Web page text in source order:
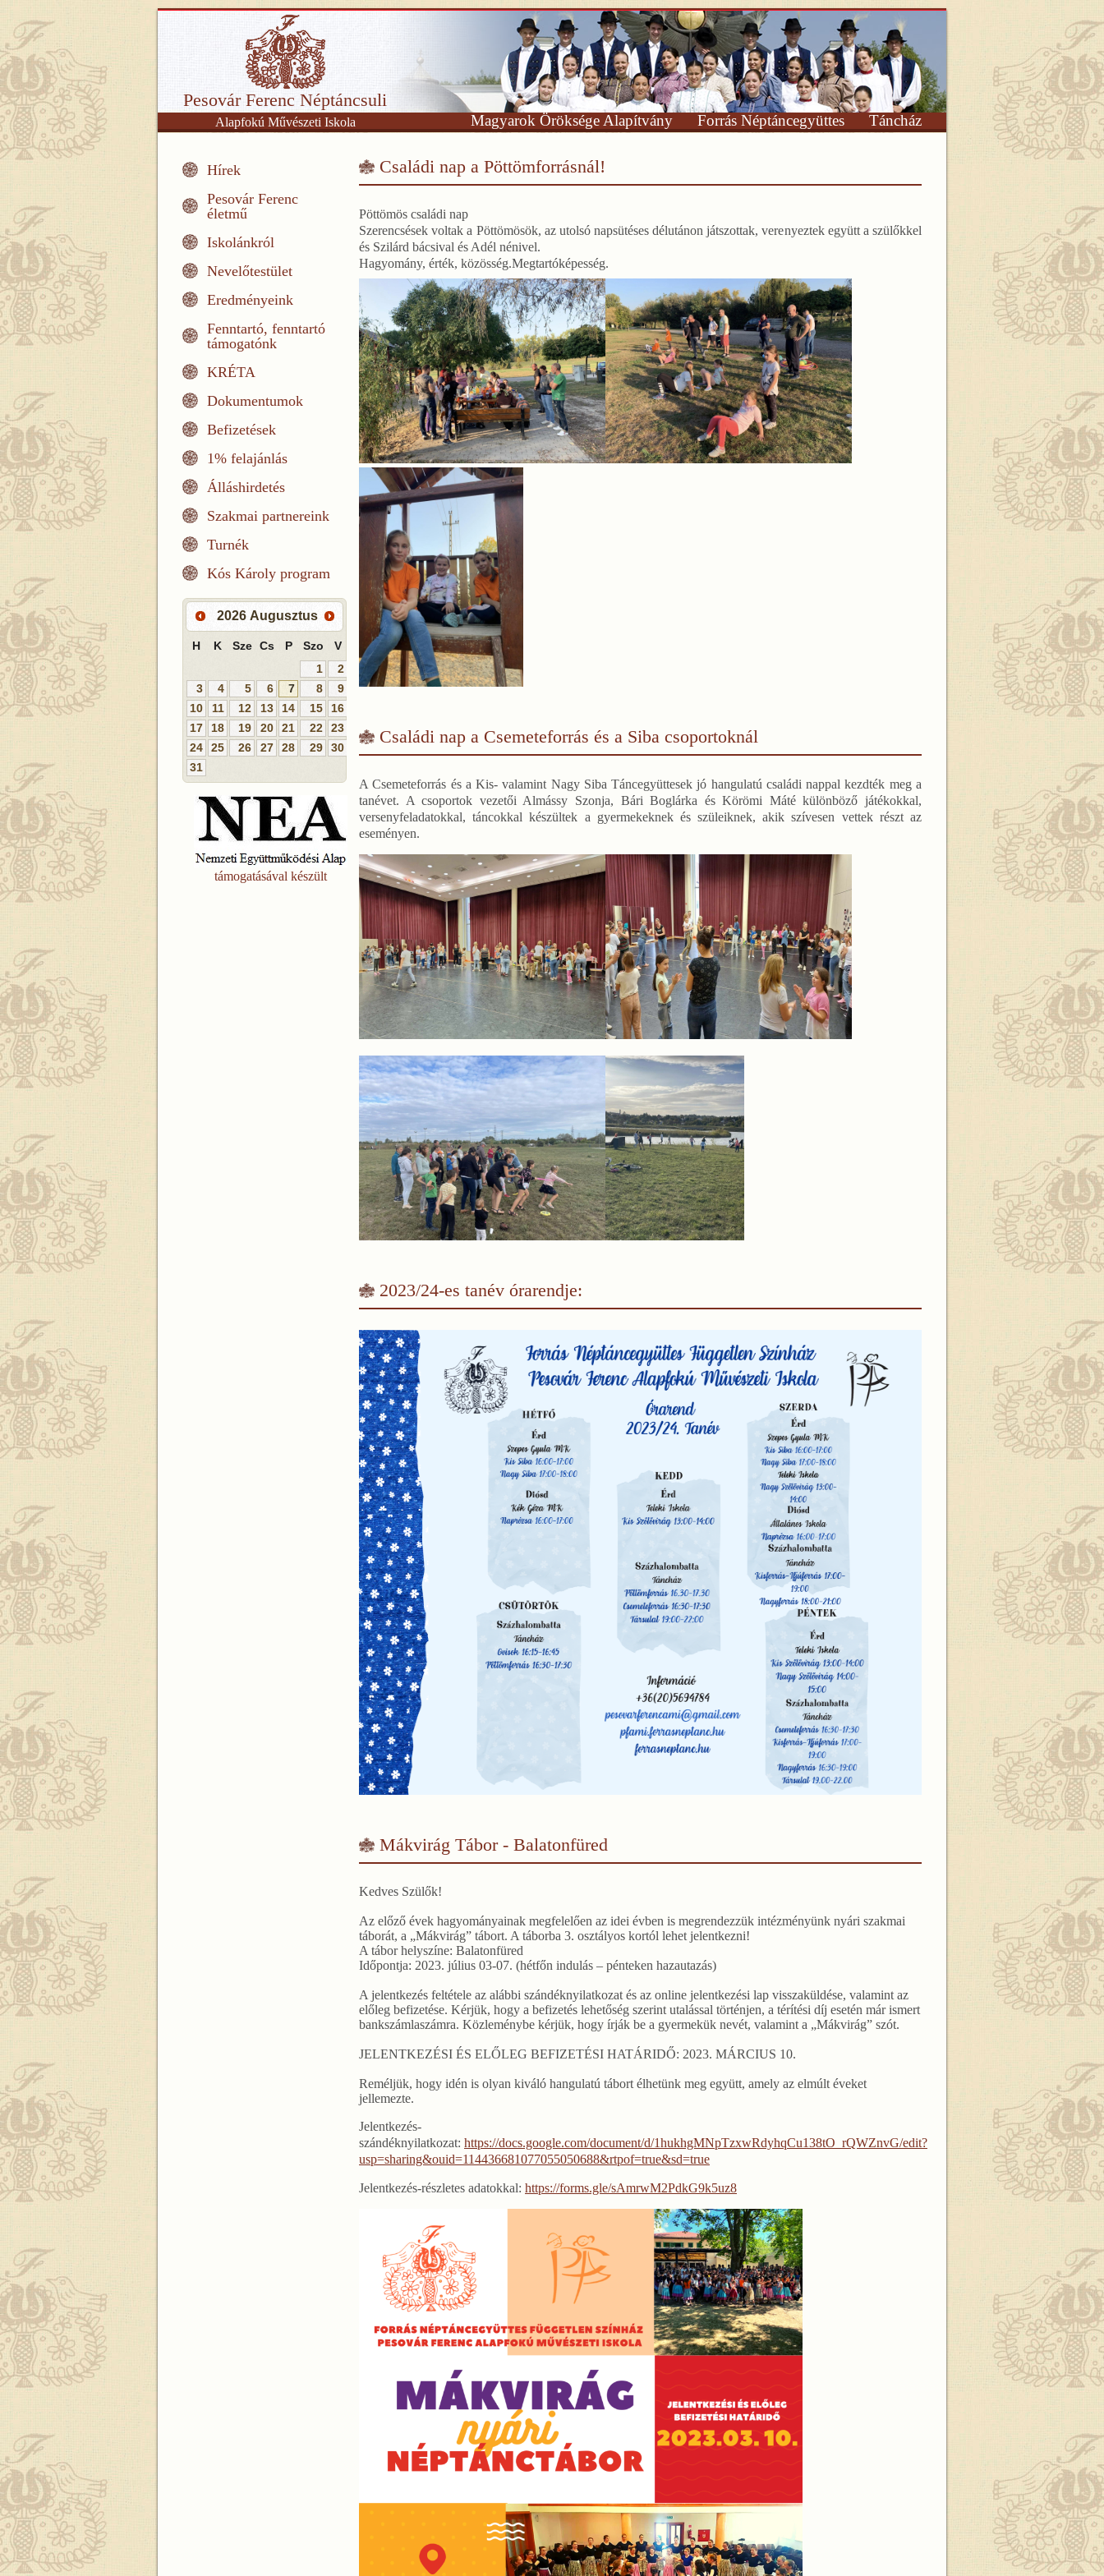
Pesovár Ferenc Néptáncsuli
Alapfokú Művészeti Iskola Táncház
Forrás Néptáncegyüttes
Magyarok Öröksége Alapítvány
Hírek
Pesovár Ferenc
életmű
Iskolánkról
Nevelőtestület
Eredményeink
Fenntartó, fenntartó
támogatónk
KRÉTA
Dokumentumok
Befizetések
1% felajánlás
Álláshirdetés
Szakmai partnereink
Turnék
Kós Károly program
2026 Augusztus
H K Sze Cs P Szo
V
1
2
3
4 5 6 7 8
9
10
11 12 13 14 15
16
17
18 19 20 21 22
23
24
25 26 27 28 29
30
31
támogatásával készült
Családi nap a Pöttömforrásnál!
Pöttömös családi nap
Szerencsések voltak a Pöttömösök, az utolsó napsütéses délutánon játszottak, verenyeztek együtt a szülőkkel
és Szilárd bácsival és Adél nénivel.
Hagyomány, érték, közösség.Megtartóképesség.
Családi nap a Csemeteforrás és a Siba csoportoknál
A Csemeteforrás és a Kis- valamint Nagy Siba Táncegyüttesek jó hangulatú családi nappal kezdték meg a
tanévet. A csoportok vezetői Almássy Szonja, Bári Boglárka és Körömi Máté különböző játékokkal,
versenyfeladatokkal, táncokkal készültek a gyermekeknek és szüleiknek, akik szívesen vettek részt az
eseményen.
2023/24-es tanév órarendje:
Mákvirág Tábor - Balatonfüred
Kedves Szülők!
Az előző évek hagyományainak megfelelően az idei évben is megrendezzük intézményünk nyári szakmai
táborát, a „Mákvirág” tábort. A táborba 3. osztályos kortól lehet jelentkezni!
A tábor helyszíne: Balatonfüred
Időpontja: 2023. július 03-07. (hétfőn indulás – pénteken hazautazás)
A jelentkezés feltétele az alábbi szándéknyilatkozat és az online jelentkezési lap visszaküldése, valamint az
előleg befizetése. Kérjük, hogy a befizetés lehetőség szerint utalással történjen, a térítési díj esetén már ismert
bankszámlaszámra. Közleménybe kérjük, hogy írják be a gyermekük nevét, valamint a „Mákvirág” szót.
JELENTKEZÉSI ÉS ELŐLEG BEFIZETÉSI HATÁRIDŐ: 2023. MÁRCIUS 10.
Reméljük, hogy idén is olyan kiváló hangulatú tábort élhetünk meg együtt, amely az elmúlt éveket
jellemezte.
Jelentkezés-
szándéknyilatkozat: https://docs.google.com/document/d/1hukhgMNpTzxwRdyhqCu138tO_rQWZnvG/edit?
usp=sharing&ouid=114436681077055050688&rtpof=true&sd=true
Jelentkezés-részletes adatokkal: https://forms.gle/sAmrwM2PdkG9k5uz8